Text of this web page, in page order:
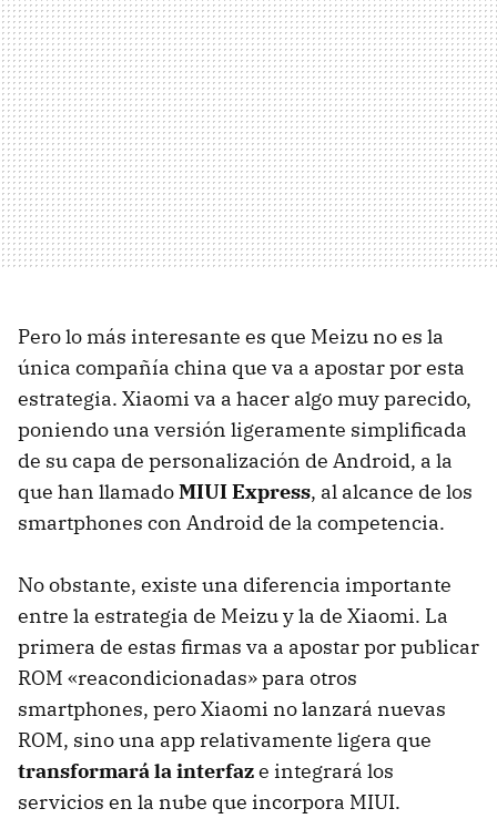
Pero lo más interesante es que Meizu no es la
única compañía china que va a apostar por esta
estrategia. Xiaomi va a hacer algo muy parecido,
poniendo una versión ligeramente simplificada
de su capa de personalización de Android, a la
que han llamadoMIUI Express, al alcance de los
smartphones con Android de la competencia.
No obstante, existe una diferencia importante
entre la estrategia de Meizu y la de Xiaomi. La
primera de estas firmas va a apostar por publicar
ROM «reacondicionadas» para otros
smartphones, pero Xiaomi no lanzará nuevas
ROM, sino una app relativamente ligera que
transformará la interfaze integrará los
servicios en la nube que incorpora MIUI.